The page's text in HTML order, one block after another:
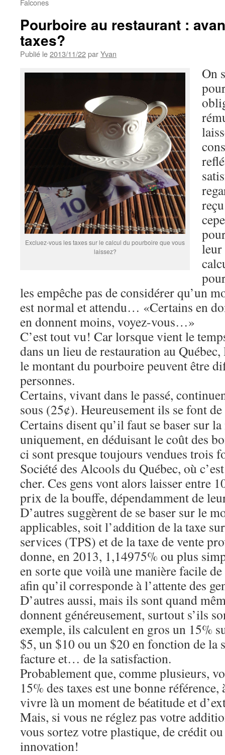
Falcones
Pourboire au restaurant :
taxes?
Publié le2013/11/22parYvan
Excluez-vous les taxes sur le calcul du pourboire que vous
laissez?
On
leur
les empêche pas de considérer qu’un
est normal et attendu… «Certains en
en donnent moins, voyez-vous…»
C’est tout vu! Car lorsque vient le
dans un lieu de restauration au
le montant du pourboire peuvent être
personnes.
Certains, vivant dans le passé,
sous (25¢). Heureusement ils se font
Certains disent qu’il faut se baser sur
uniquement, en déduisant le coût des
ci sont presque toujours vendues trois
Société des Alcools du Québec, où
cher. Ces gens vont alors laisser entre
prix de la bouffe, dépendamment de
D’autres suggèrent de se baser sur le
applicables, soit l’addition de la taxe
services (TPS) et de la taxe de vente
donne, en 2013, 1,14975% ou plus
en sorte que voilà une manière facile
afin qu’il corresponde à l’attente des
D’autres aussi, mais ils sont quand
donnent généreusement, surtout s’ils
exemple, ils calculent en gros un 15%
$5, un $10 ou un $20 en fonction de la
facture et… de la satisfaction.
Probablement que, comme plusieurs,
15% des taxes est une bonne
vivre là un moment de béatitude et
Mais, si vous ne réglez pas votre
vous sortez votre plastique, de crédit
innovation!